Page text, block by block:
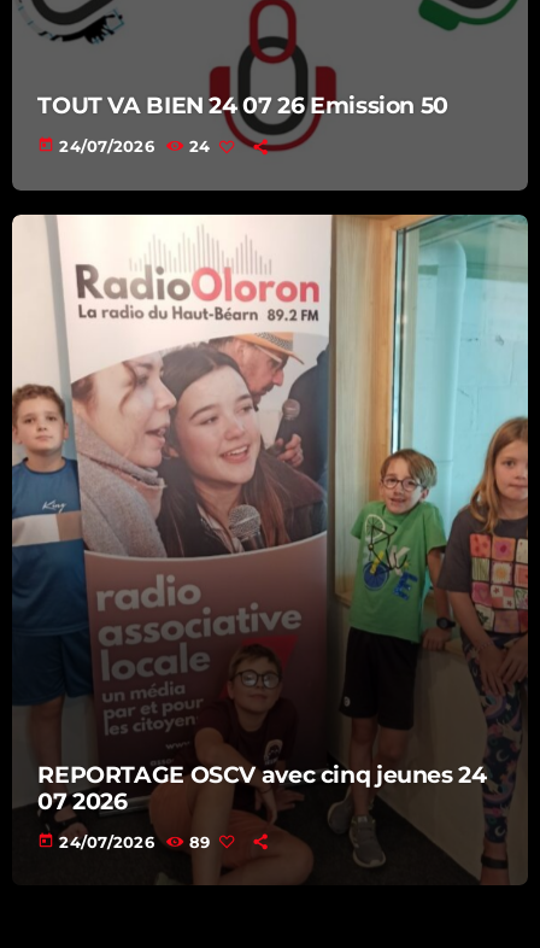
TOUT VA BIEN 24 07 26 Emission 50
today 24/07/2026 24
REPORTAGE OSCV avec cinq jeunes 24
07 2026
today 24/07/2026 89